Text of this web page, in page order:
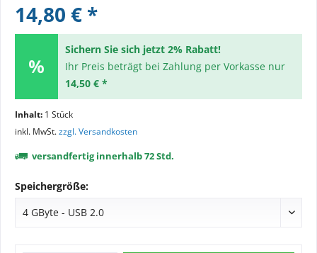
14,80 € *
Sichern Sie sich jetzt 2% Rabatt!
Ihr Preis beträgt bei Zahlung per Vorkasse nur
14,50 € *
Inhalt: 1 Stück
inkl. MwSt.zzgl. Versandkosten
versandfertig innerhalb 72 Std.
Speichergröße: